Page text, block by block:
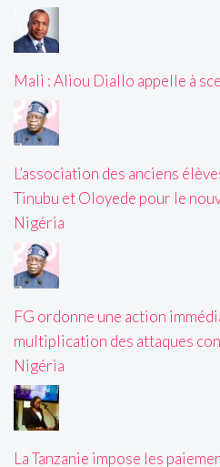
Mali : Aliou Diallo appelle à
L’association des anciens
Tinubu et Oloyede pour le
Nigéria
FG ordonne une action
multiplication des attaques
Nigéria
La Tanzanie impose les